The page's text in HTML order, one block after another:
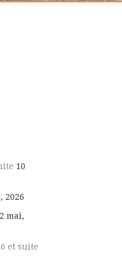
10
2026
mai,
et suite